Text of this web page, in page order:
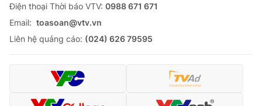
Ðiện thoại Thời báo VTV: 0988 671 671
Email: toasoan@vtv.vn
Liên hệ quảng cáo: (024) 626 79595